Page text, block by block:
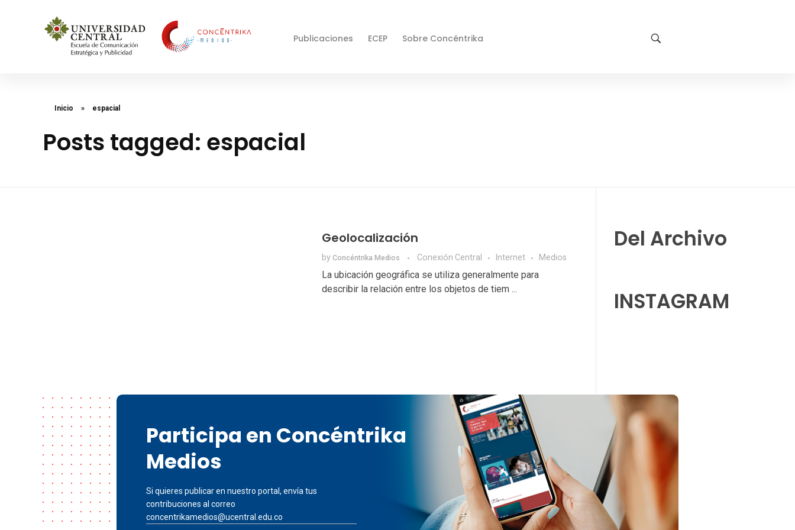
Publicaciones ECEP Sobre Concéntrika
Inicio » espacial
Posts tagged: espacial
Geolocalización
by Concéntrika Medios Conexión Central Internet Medios
La ubicación geográfica se utiliza generalmente para
describir la relación entre los objetos de tiem ...
Del Archivo
INSTAGRAM
Participa en Concéntrika
Medios
Si quieres publicar en nuestro portal, envía tus
contribuciones al correo
concentrikamedios@ucentral.edu.co